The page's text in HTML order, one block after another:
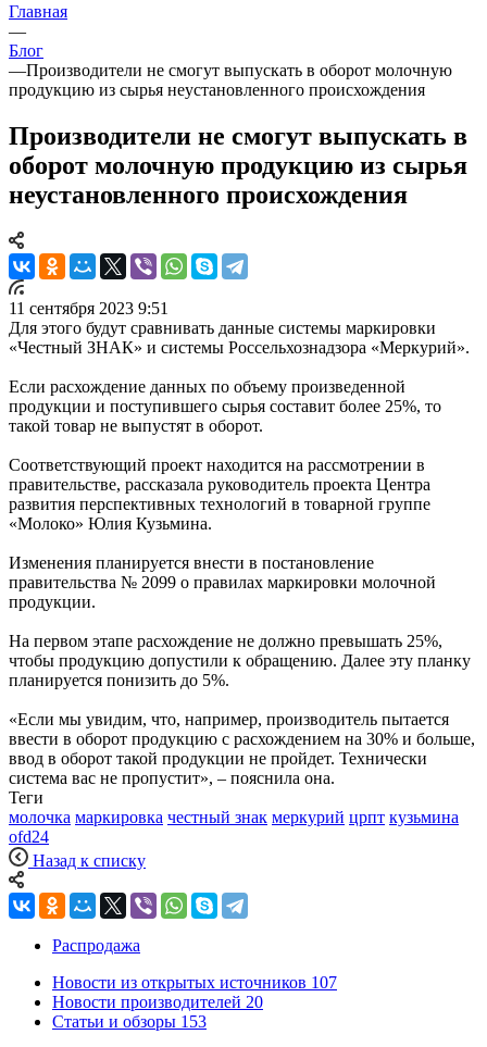
Главная
—
Блог
—Производители не смогут выпускать в оборот молочную
продукцию из сырья неустановленного происхождения
Производители не смогут выпускать в
оборот молочную продукцию из сырья
неустановленного происхождения
11 сентября 2023 9:51
Для этого будут сравнивать данные системы маркировки
«Честный ЗНАК» и системы Россельхознадзора «Меркурий».
Если расхождение данных по объему произведенной
продукции и поступившего сырья составит более 25%, то
такой товар не выпустят в оборот.
Соответствующий проект находится на рассмотрении в
правительстве, рассказала руководитель проекта Центра
развития перспективных технологий в товарной группе
«Молоко» Юлия Кузьмина.
Изменения планируется внести в постановление
правительства № 2099 о правилах маркировки молочной
продукции.
На первом этапе расхождение не должно превышать 25%,
чтобы продукцию допустили к обращению. Далее эту планку
планируется понизить до 5%.
«Если мы увидим, что, например, производитель пытается
ввести в оборот продукцию с расхождением на 30% и больше,
ввод в оборот такой продукции не пройдет. Технически
система вас не пропустит», – пояснила она.
Теги
молочка маркировка честный знак меркурий црпт кузьмина
ofd24
Назад к списку
Распродажа
Новости из открытых источников 107
Новости производителей 20
Статьи и обзоры 153